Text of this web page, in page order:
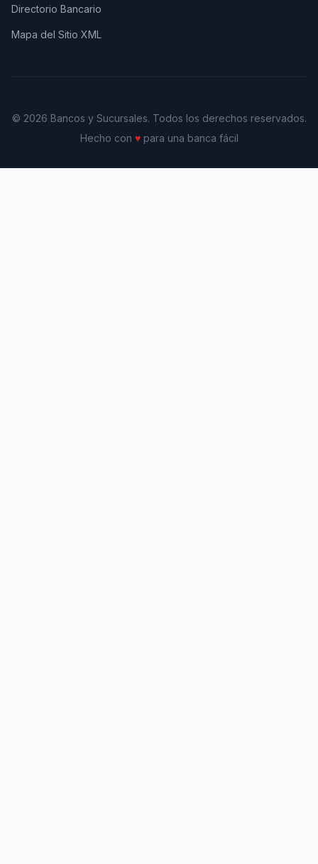
Directorio Bancario
Mapa del Sitio XML
© 2026 Bancos y Sucursales. Todos los derechos reservados.
Hecho con ♥para una banca fácil